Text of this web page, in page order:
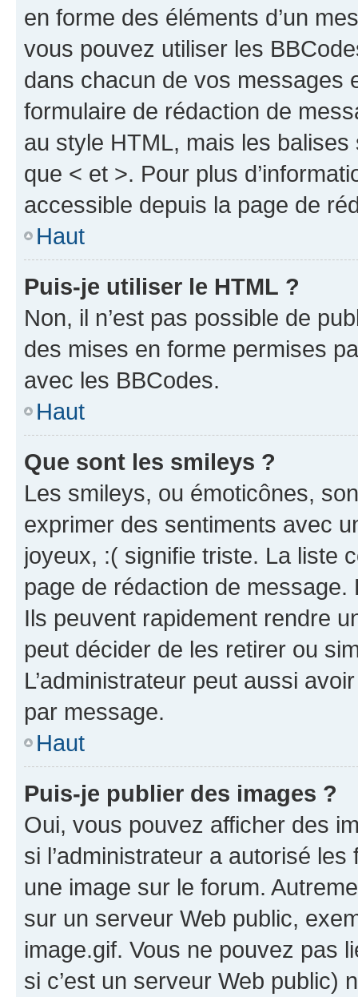
en forme des éléments d’un
vous pouvez utiliser les
dans chacun de vos messages
formulaire de rédaction de
au style HTML, mais les
que < et >. Pour plus
accessible depuis la page de
Haut
Puis-je utiliser le HTML ?
Non, il n’est pas possible de
des mises en forme permises
avec les BBCodes.
Haut
Que sont les smileys ?
Les smileys, ou émoticônes,
exprimer des sentiments avec
joyeux, :( signifie triste. La liste
page de rédaction de
Ils peuvent rapidement rendre
peut décider de les retirer ou
L’administrateur peut aussi
par message.
Haut
Puis-je publier des images ?
Oui, vous pouvez afficher des
si l’administrateur a autorisé
une image sur le forum.
sur un serveur Web public,
image.gif. Vous ne pouvez pas
si c’est un serveur Web public)